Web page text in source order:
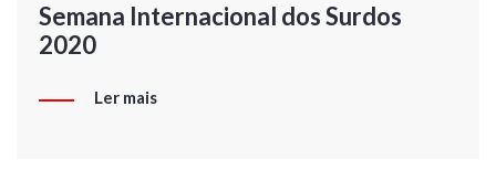
Semana Internacional dos Surdos
2020
Ler mais